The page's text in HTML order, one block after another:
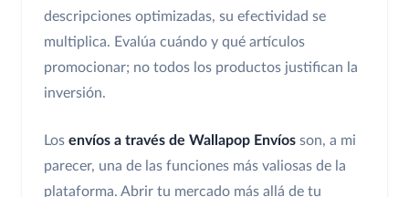
descripciones optimizadas, su efectividad se
multiplica. Evalúa cuándo y qué artículos
promocionar; no todos los productos justifican la
inversión.
Los envíos a través de Wallapop Envíos son, a mi
parecer, una de las funciones más valiosas de la
plataforma. Abrir tu mercado más allá de tu